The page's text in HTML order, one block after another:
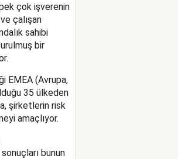
çok işverenin
çalışan
sahibi
bir
EMEA (Avrupa,
35 ülkeden
şirketlerin risk
amaçlıyor.
bunun